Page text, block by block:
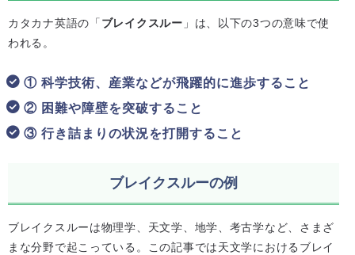
カタカナ英語の「 ブレイクスルー 」は、以下の3つの意味で使
われる。
① 科学技術、産業などが飛躍的に進歩すること
② 困難や障壁を突破すること
③ 行き詰まりの状況を打開すること
ブレイクスルーの例
ブレイクスルーは物理学、天文学、地学、考古学など、さまざ
まな分野で起こっている。この記事では天文学におけるブレイ